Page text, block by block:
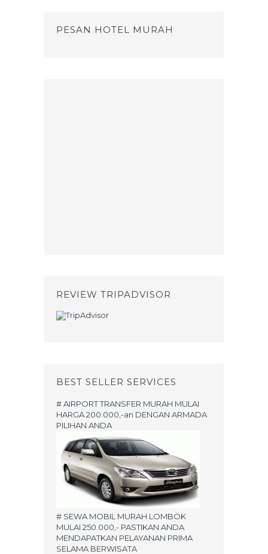
PESAN HOTEL MURAH
REVIEW TRIPADVISOR
BEST SELLER SERVICES
# AIRPORT TRANSFER MURAH MULAI
HARGA 200.000,-an DENGAN ARMADA
PILIHAN ANDA
# SEWA MOBIL MURAH LOMBOK
MULAI 250.000,- PASTIKAN ANDA
MENDAPATKAN PELAYANAN PRIMA
SELAMA BERWISATA